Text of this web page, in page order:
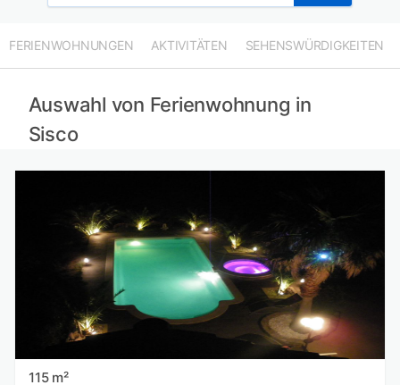
FERIENWOHNUNGEN AKTIVITÄTEN SEHENSWÜRDIGKEITEN
Auswahl von Ferienwohnung in
Sisco
115 m²